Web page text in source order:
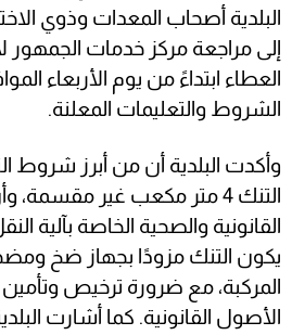
البلدية أصحاب المعدات وذوي
إلى مراجعة مركز خدمات الجمهور
الشروط والتعليمات المعلنة.
وأكدت البلدية أن من أبرز شروط
التنك 4 متر مكعب غير
القانونية والصحية الخاصة بآلية
يكون التنك مزودًا بجهاز ضخ
المركبة، مع ضرورة ترخيص
الأصول القانونية. كما أشارت